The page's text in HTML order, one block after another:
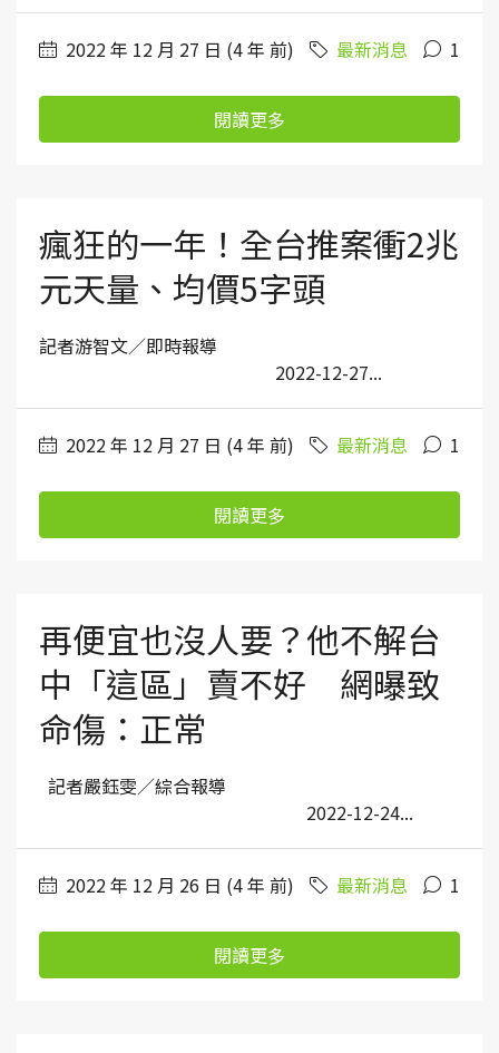
2022 年 12 月 27 日 (4 年 前) 最新消息 1
閱讀更多
瘋狂的一年！全台推案衝2兆
元天量、均價5字頭
記者游智文／即時報導
2022-12-27...
2022 年 12 月 27 日 (4 年 前) 最新消息 1
閱讀更多
再便宜也沒人要？他不解台
中「這區」賣不好 網曝致
命傷：正常
記者嚴鈺雯／綜合報導
2022-12-24...
2022 年 12 月 26 日 (4 年 前) 最新消息 1
閱讀更多